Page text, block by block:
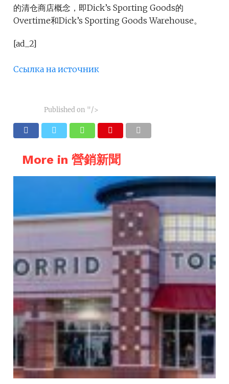
的清仓商店概念，即Dick’s Sporting Goods的
Overtime和Dick’s Sporting Goods Warehouse。
[ad_2]
Ссылка на источник
Published on "/>
More in 營銷新聞